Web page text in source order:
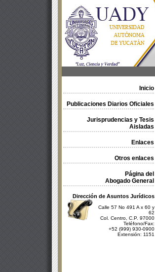
Inicio
Publicaciones Diarios Oficiales
Jurisprudencias y Tesis
Aisladas
Enlaces
Otros enlaces
Página del
Abogado General
Dirección de Asuntos Jurídicos
Calle 57 No 491 A x 60 y
62
Col. Centro, C.P. 97000
Teléfono/Fax:
+52 (999) 930-0900
Extensión: 1151